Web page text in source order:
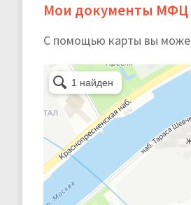
Мои документы МФЦ
С помощью карты вы